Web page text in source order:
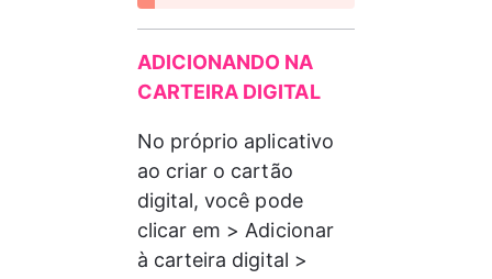
ADICIONANDO NA
CARTEIRA DIGITAL
No próprio aplicativo
ao criar o cartão
digital, você pode
clicar em > Adicionar
à carteira digital >